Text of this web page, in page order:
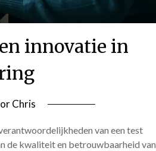
innovatie in
Chris
van een test
de kwaliteit en betrouwbaarheid van